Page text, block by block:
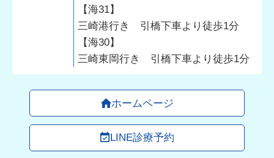
【海31】
三崎港行き 引橋下車より徒歩1分
【海30】
三崎東岡行き 引橋下車より徒歩1分
ホームページ
LINE診療予約